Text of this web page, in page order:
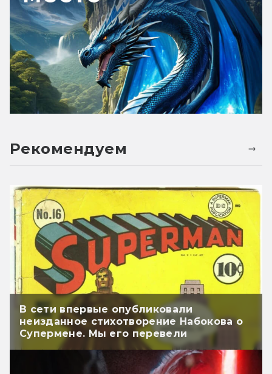
Рекомендуем
В сети впервые опубликовали
неизданное стихотворение Набокова о
Супермене. Мы его перевели